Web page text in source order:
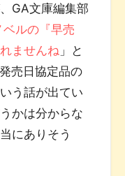
GA文庫編集部
ルの『早売
ませんね 」と
売日協定品の
う話が出てい
かは分からな
にありそう